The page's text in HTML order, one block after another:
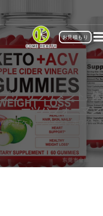
お見積もり
プリ,サプリメント ,体
ーツパフォーマン
/卸売り ケトサプリメント, ホワイトラ